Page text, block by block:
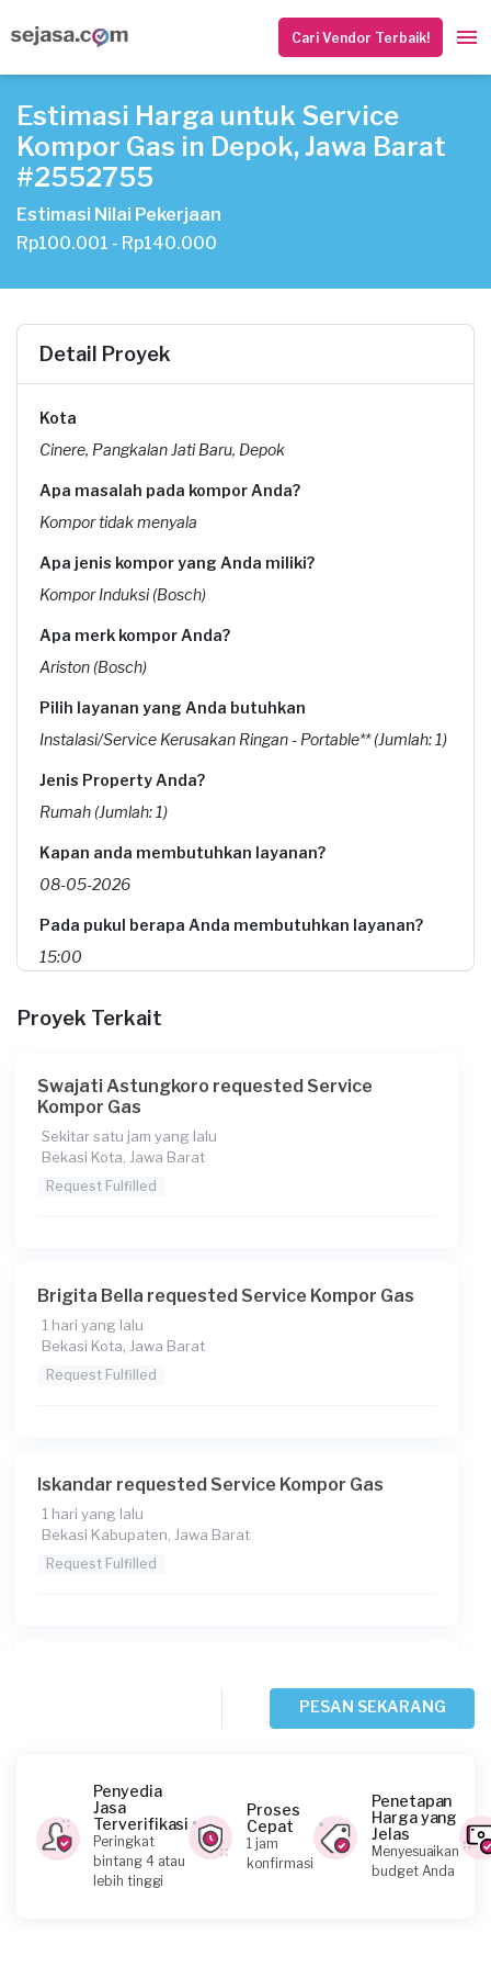
Cari Vendor Terbaik!
Estimasi Harga untuk Service
Kompor Gas in Depok, Jawa Barat
#2552755
Estimasi Nilai Pekerjaan
Rp100.001 - Rp140.000
Detail Proyek
Kota
Cinere, Pangkalan Jati Baru, Depok
Apa masalah pada kompor Anda?
Kompor tidak menyala
Apa jenis kompor yang Anda miliki?
Kompor Induksi (Bosch)
Apa merk kompor Anda?
Ariston (Bosch)
Pilih layanan yang Anda butuhkan
Instalasi/Service Kerusakan Ringan - Portable** (Jumlah: 1)
Jenis Property Anda?
Rumah (Jumlah: 1)
Kapan anda membutuhkan layanan?
08-05-2026
Pada pukul berapa Anda membutuhkan layanan?
15:00
Rp125.000 + Rp11.000 (biaya layanan) + Rp3.850 (biaya
Catatan
Proyek Terkait
Swajati Astungkoro requested Service
Kompor Gas
Sekitar satu jam yang lalu
Bekasi Kota, Jawa Barat
Request Fulfilled
Brigita Bella requested Service Kompor Gas
1 hari yang lalu
Bekasi Kota, Jawa Barat
Request Fulfilled
Iskandar requested Service Kompor Gas
1 hari yang lalu
Bekasi Kabupaten, Jawa Barat
Request Fulfilled
Albertus Dendy Indra Ps requested Service
PESAN SEKARANG
Penyedia
Jasa
Terverifikasi
Peringkat
bintang 4 atau
lebih tinggi
Proses
Cepat
1 jam
konfirmasi
Penetapan
Harga yang
Jelas
Menyesuaikan
budget Anda